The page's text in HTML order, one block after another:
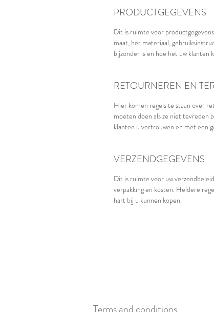
PRODUCTGEGEVENS
Dit is ruimte voor
maat, het materiaal,
bijzonder is en hoe het uw klanten
RETOURNEREN EN
Hier komen regels te staan over
moeten doen als ze niet tevreden
klanten u vertrouwen en met een
VERZENDGEGEVENS
Dit is ruimte voor uw
verpakking en kosten. Heldere
hart bij u kunnen kopen.